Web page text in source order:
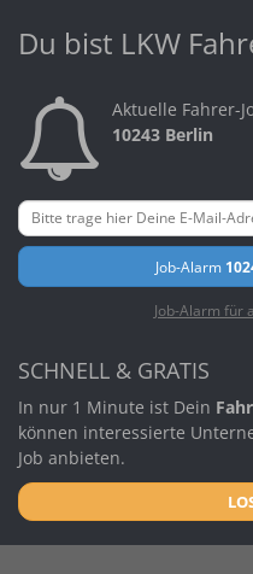
Du bist LKW
Aktuelle Fahrer-
10243 Berlin
Job-Alarm
Job-Alarm für
SCHNELL & GRATIS
In nur 1 Minute ist Dein
können interessierte
Job anbieten.